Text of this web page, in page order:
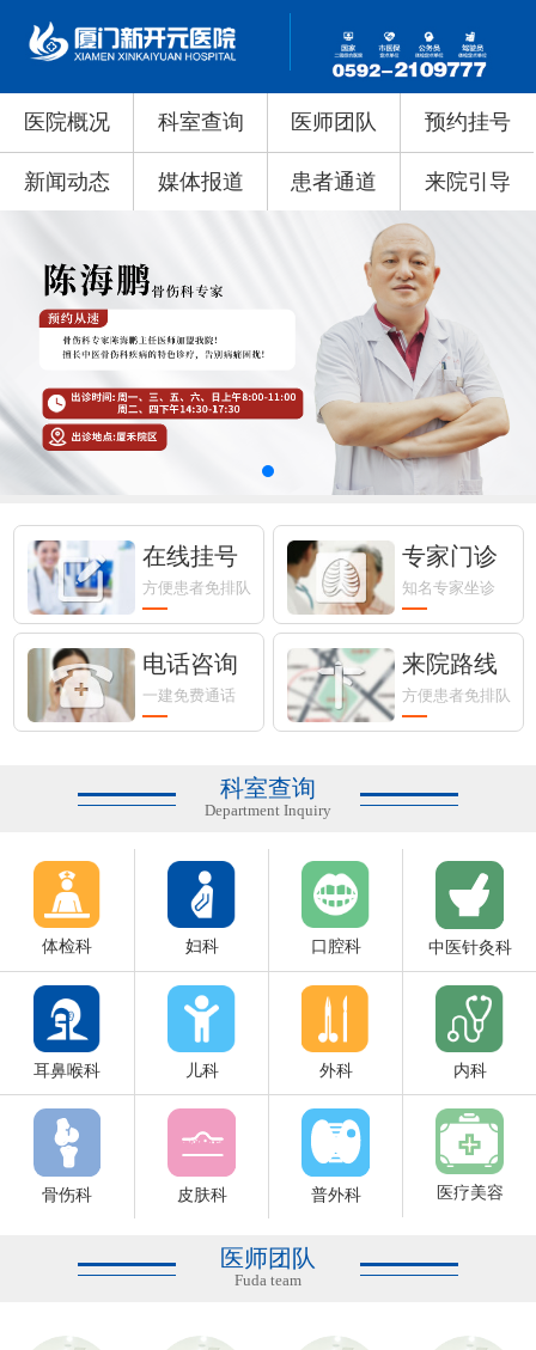
医院概况 科室查询 医师团队 预约挂号
新闻动态 媒体报道 患者通道 来院引导
在线挂号
方便患者免排队
专家门诊
知名专家坐诊
电话咨询
一建免费通话
来院路线
方便患者免排队
科室查询
Department Inquiry
体检科 妇科 口腔科 中医针灸科
耳鼻喉科 儿科 外科 内科
骨伤科 皮肤科 普外科 医疗美容
医师团队
Fuda team